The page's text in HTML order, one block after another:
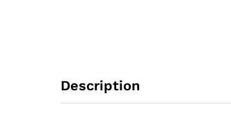
Description